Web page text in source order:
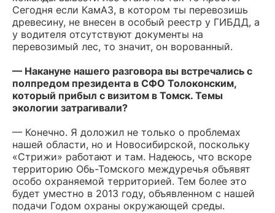
Сегодня если КамАЗ, в котором ты перевозишь
древесину, не внесен в особый реестр у ГИБДД, а
у водителя отсутствуют документы на
перевозимый лес, то значит, он ворованный.
— Накануне нашего разговора вы встречались с
полпредом президента в СФО Толоконским,
который прибыл с визитом в Томск. Темы
экологии затрагивали?
— Конечно. Я доложил не только о проблемах
нашей области, но и Новосибирской, поскольку
«Стрижи» работают и там. Надеюсь, что вскоре
территорию Обь-Томского междуречья объявят
особо охраняемой территорией. Тем более это
будет уместно в 2013 году, объявленном с нашей
подачи Годом охраны окружающей среды.